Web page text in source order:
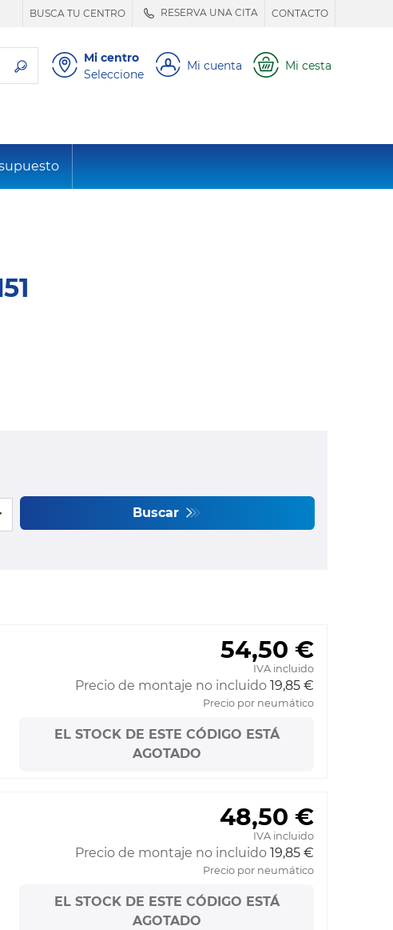
BUSCA TU CENTRO RESERVA UNA CITA CONTACTO
Mi centro
Seleccione
Mi cuenta Mi cesta
Buscar
54,50 €
IVA incluido
Precio de montaje no incluido 19,85 €
Precio por neumático
EL STOCK DE ESTE CÓDIGO ESTÁ
AGOTADO
48,50 €
IVA incluido
Precio de montaje no incluido 19,85 €
Precio por neumático
EL STOCK DE ESTE CÓDIGO ESTÁ
AGOTADO